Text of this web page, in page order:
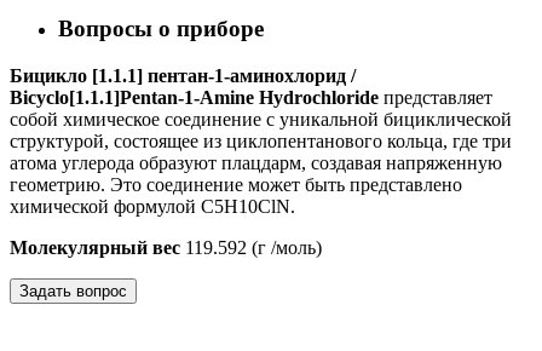
Вопросы о приборе
Бицикло [1.1.1] пентан-1-аминохлорид /
Bicyclo[1.1.1]Pentan-1-Amine Hydrochloride представляет
собой химическое соединение с уникальной бициклической
структурой, состоящее из циклопентанового кольца, где три
атома углерода образуют плацдарм, создавая напряженную
геометрию. Это соединение может быть представлено
химической формулой C5H10ClN.
Молекулярный вес 119.592 (г /моль)
Задать вопрос